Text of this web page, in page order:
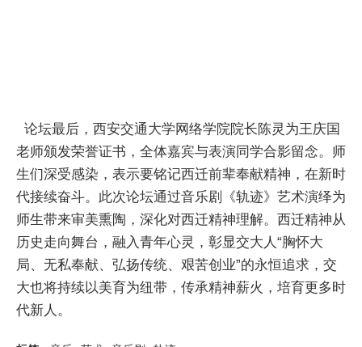
论坛最后，西安交通大学网络学院院长陈灵为王庆国
老师颁发荣誉证书，全体嘉宾与表演同学合影留念。师
生们深受感染，表示要铭记西迁前辈奉献精神，在新时
代接续奋斗。此次论坛通过音乐剧《轨迹》艺术演绎为
师生带来审美熏陶，深化对西迁精神理解。西迁精神从
历史走向舞台，融入青年心灵，彰显交大人“胸怀大
局、无私奉献、弘扬传统、艰苦创业”的永恒追求，交
大也将持续以美育为纽带，传承精神薪火，培育更多时
代新人。